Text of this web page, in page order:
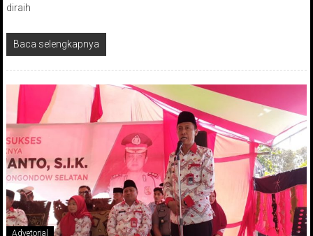
diraih
Baca selengkapnya
Advetorial